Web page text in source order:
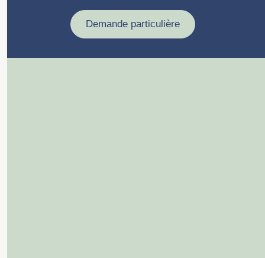
Demande particulière